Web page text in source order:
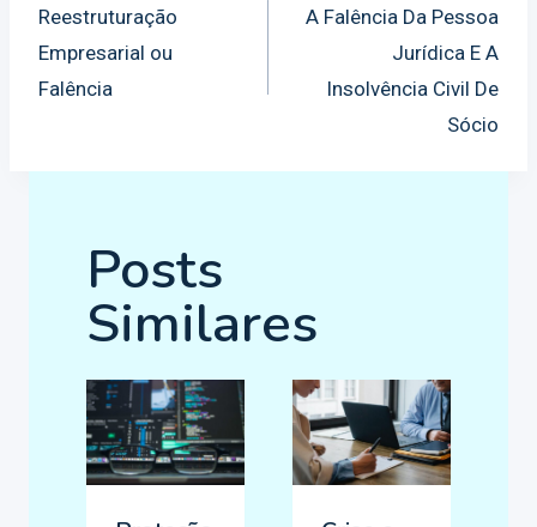
de
Post
Reestruturação
Empresarial ou
Falência
A Falência Da Pessoa
Jurídica E A
Insolvência Civil De
Sócio
Posts
Similares